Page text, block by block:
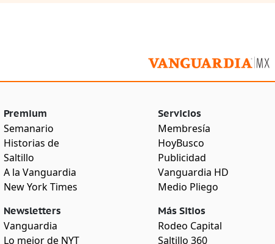
Premium
Semanario
Historias de
Saltillo
A la Vanguardia
New York Times
Newsletters
Vanguardia
Lo mejor de NYT
Servicios
Membresía
HoyBusco
Publicidad
Vanguardia HD
Medio Pliego
Más Sitios
Rodeo Capital
Saltillo 360